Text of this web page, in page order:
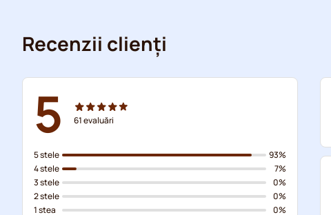
Recenzii clienți
5 61evaluări
5 stele
4 stele
3 stele
2 stele
1 stea
93%
7%
0%
0%
0%